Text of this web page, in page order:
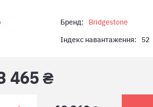
Бренд: Bridgestone
Індекс навантаження: 52
465 ₴